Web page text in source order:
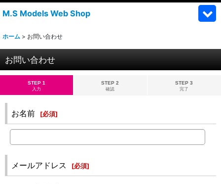
M.S Models Web Shop
ホーム > お問い合わせ
お問い合わせ
STEP 1
入力
STEP 2
確認
STEP 3
完了
お名前 [必須]
メールアドレス [必須]